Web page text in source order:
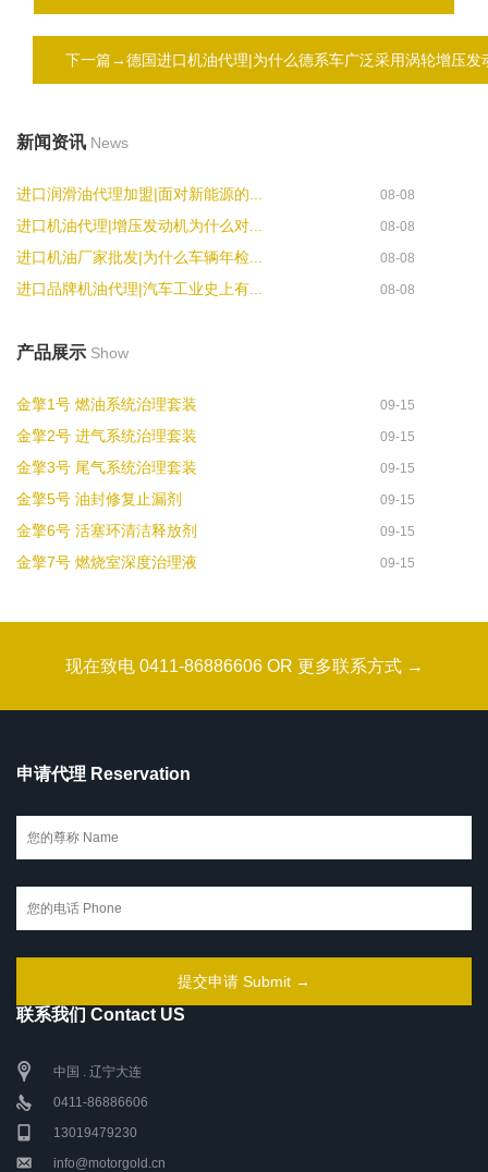
下一篇→德国进口机油代理|为什么德系车广泛采用涡轮增压发
新闻资讯 News
进口润滑油代理加盟|面对新能源的... 08-08
进口机油代理|增压发动机为什么对... 08-08
进口机油厂家批发|为什么车辆年检... 08-08
进口品牌机油代理|汽车工业史上有... 08-08
产品展示 Show
金擎1号 燃油系统治理套装 09-15
金擎2号 进气系统治理套装 09-15
金擎3号 尾气系统治理套装 09-15
金擎5号 油封修复止漏剂 09-15
金擎6号 活塞环清洁释放剂 09-15
金擎7号 燃烧室深度治理液 09-15
现在致电 0411-86886606 OR 更多联系方式 →
申请代理 Reservation
联系我们 Contact US
中国 . 辽宁大连
0411-86886606
13019479230
info@motorgold.cn